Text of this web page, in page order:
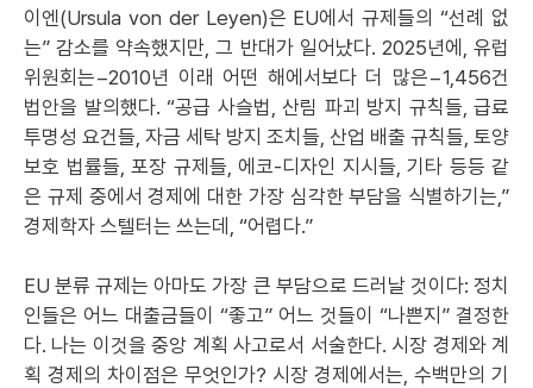
이엔(Ursula von der Leyen)은 EU에서 규제들의 “선례 없
는” 감소를 약속했지만, 그 반대가 일어났다. 2025년에, 유럽
위원회는−2010년 이래 어떤 해에서보다 더 많은−1,456건
법안을 발의했다. “공급 사슬법, 산림 파괴 방지 규칙들, 급료
투명성 요건들, 자금 세탁 방지 조치들, 산업 배출 규칙들, 토양
보호 법률들, 포장 규제들, 에코-디자인 지시들, 기타 등등 같
은 규제 중에서 경제에 대한 가장 심각한 부담을 식별하기는,”
경제학자 스텔터는 쓰는데, “어렵다.”
EU 분류 규제는 아마도 가장 큰 부담으로 드러날 것이다: 정치
인들은 어느 대출금들이 “좋고” 어느 것들이 “나쁜지” 결정한
다. 나는 이것을 중앙 계획 사고로서 서술한다. 시장 경제와 계
획 경제의 차이점은 무엇인가? 시장 경제에서는, 수백만의 기